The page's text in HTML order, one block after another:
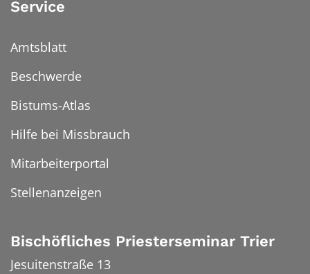
Service
Amtsblatt
Beschwerde
Bistums-Atlas
Hilfe bei Missbrauch
Mitarbeiterportal
Stellenanzeigen
Bischöfliches Priesterseminar Trier
Jesuitenstraße 13